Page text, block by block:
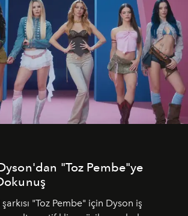
"Toz Pembe"ye
"Toz Pembe" için Dyson iş